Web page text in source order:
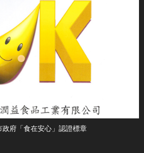
政府「食在安心」認證標章